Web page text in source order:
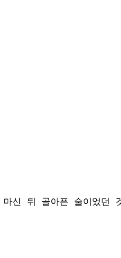
마신 뒤 골아픈 술이었